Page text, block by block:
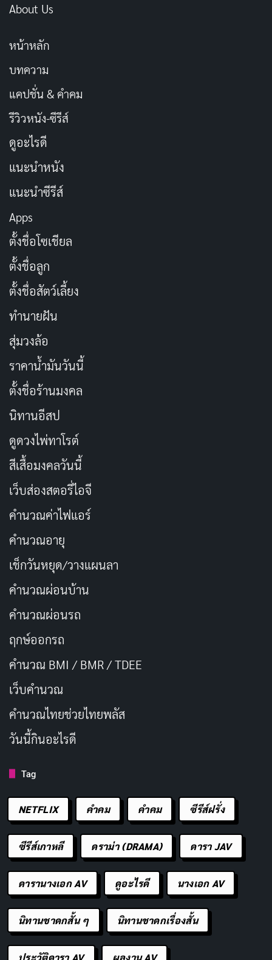
About Us
หน้าหลัก
บทความ
แคปชั่น & คำคม
รีวิวหนัง-ซีรีส์
ดูอะไรดี
แนะนำหนัง
แนะนำซีรีส์
Apps
ตั้งชื่อโซเชียล
ตั้งชื่อลูก
ตั้งชื่อสัตว์เลี้ยง
ทำนายฝัน
สุ่มวงล้อ
ราคาน้ำมันวันนี้
ตั้งชื่อร้านมงคล
นิทานอีสป
ดูดวงไพ่ทาโรต์
สีเสื้อมงคลวันนี้
เว็บส่องสตอรี่ไอจี
คำนวณค่าไฟแอร์
คำนวณอายุ
เช็กวันหยุด/วางแผนลา
คำนวณผ่อนบ้าน
คำนวณผ่อนรถ
ฤกษ์ออกรถ
คำนวณ BMI / BMR / TDEE
เว็บคํานวณ
คํานวณไทยช่วยไทยพลัส
วันนี้กินอะไรดี
Tag
NETFLIX คำคม คําคม ซีรีส์ฝรั่ง
ซีรีส์เกาหลี ดราม่า (DRAMA) ดารา JAV
ดารานางเอก AV ดูอะไรดี นางเอก AV
นิทานชาดกสั้น ๆ นิทานชาดกเรื่องสั้น
ประวัติดารา AV ผลงาน AV